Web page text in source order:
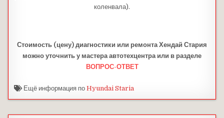
коленвала).
Стоимость (цену) диагностики или ремонта Хендай Стария
можно уточнить у мастера автотехцентра или в разделе
ВОПРОС-ОТВЕТ
Ещё информация поHyundai Staria